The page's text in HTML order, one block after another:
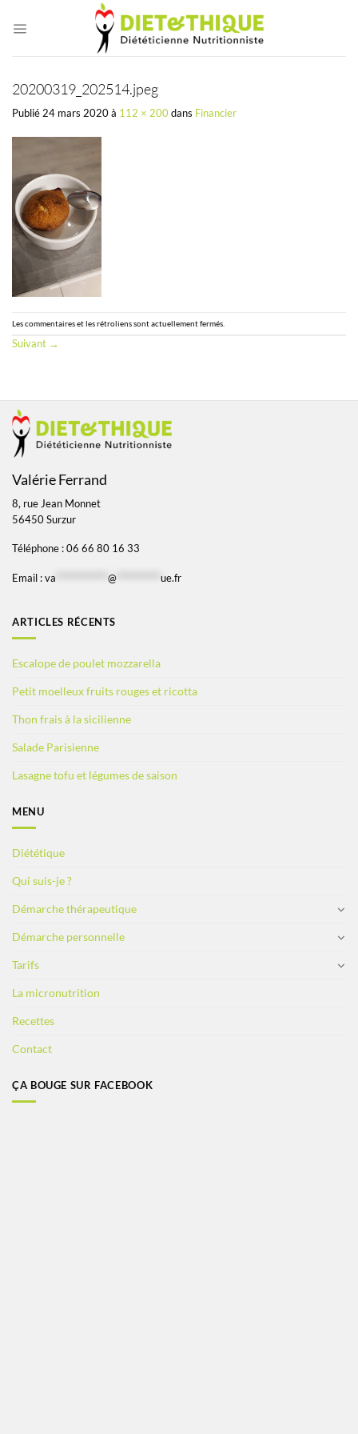
20200319_202514.jpeg
Publié 24 mars 2020 à 112 × 200 dans Financier
Les commentaires et les rétroliens sont actuellement fermés.
Suivant →
Valérie Ferrand
8, rue Jean Monnet
56450 Surzur
Téléphone : 06 66 80 16 33
Email : va @ ue.fr
ARTICLES RÉCENTS
Escalope de poulet mozzarella
Petit moelleux fruits rouges et ricotta
Thon frais à la sicilienne
Salade Parisienne
Lasagne tofu et légumes de saison
MENU
Diététique
Qui suis-je ?
Démarche thérapeutique
Démarche personnelle
Tarifs
La micronutrition
Recettes
Contact
ÇA BOUGE SUR FACEBOOK